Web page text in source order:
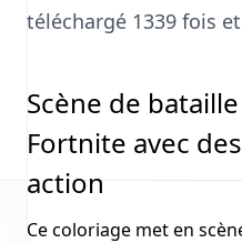
téléchargé 1339 fois
Scène de
Fortnite avec
action
Ce coloriage met en